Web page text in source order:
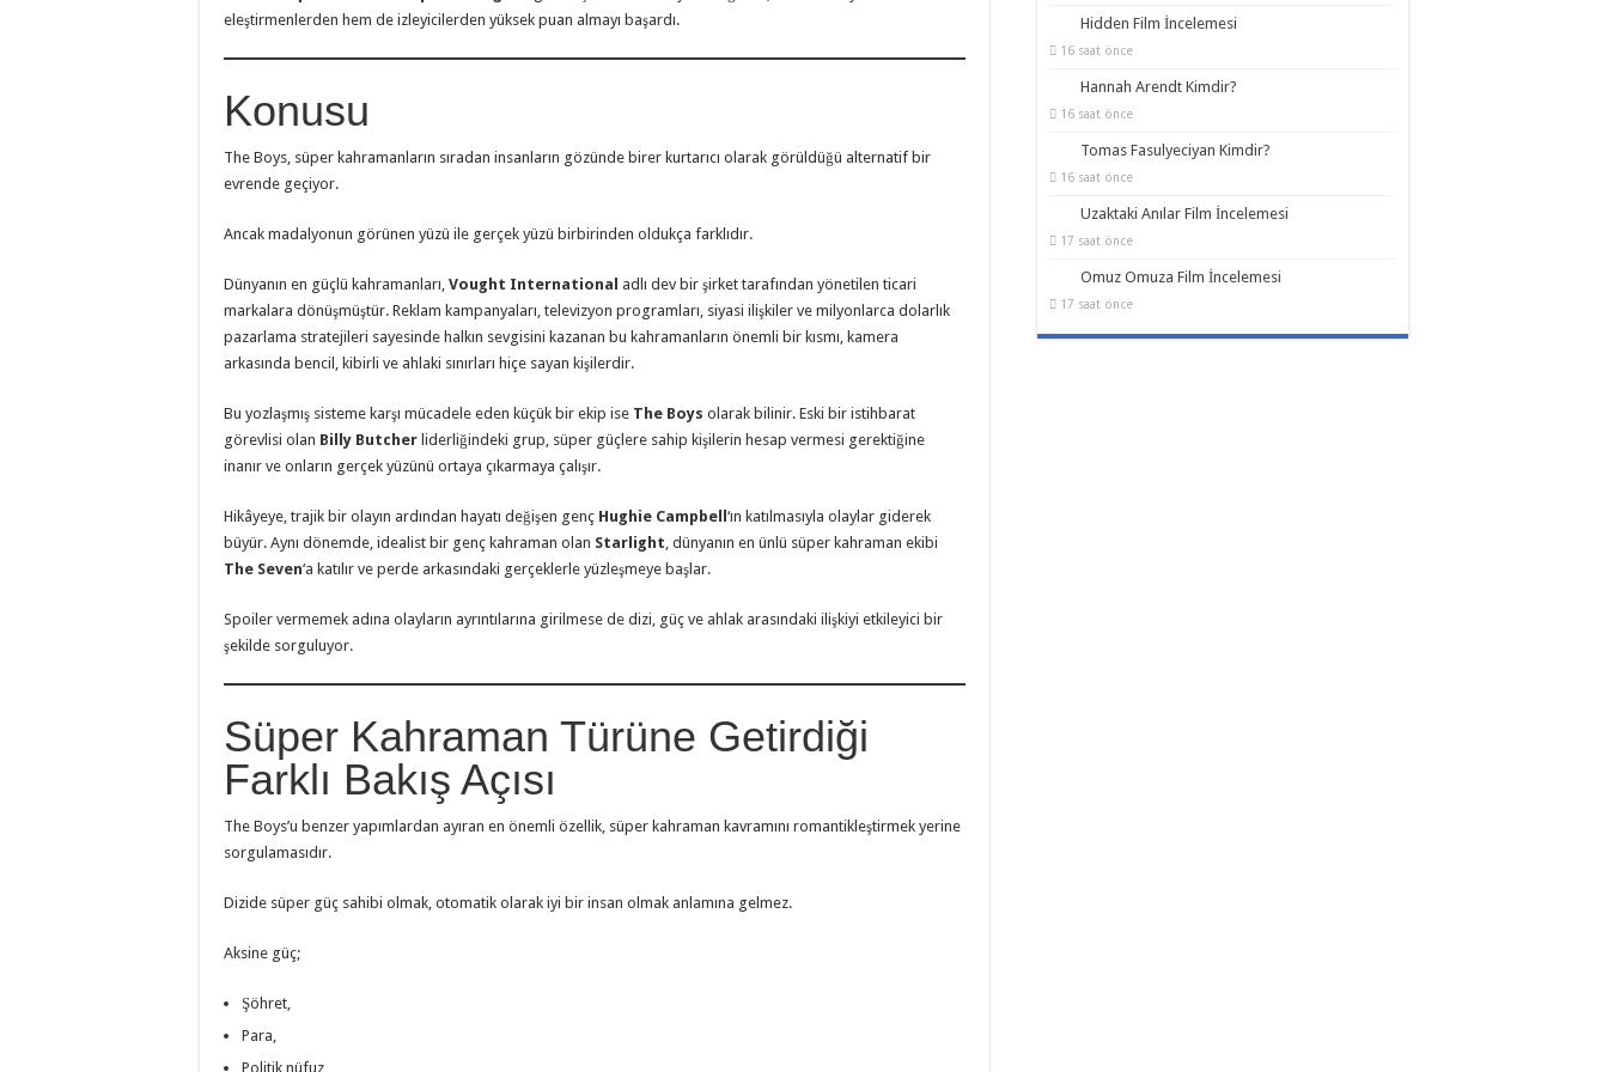
eleştirmenlerden hem de izleyicilerden yüksek puan almayı başardı.
Konusu
The Boys, süper kahramanların sıradan insanların gözünde birer kurtarıcı olarak görüldüğü alternatif bir
evrende geçiyor.
Ancak madalyonun görünen yüzü ile gerçek yüzü birbirinden oldukça farklıdır.
Dünyanın en güçlü kahramanları, Vought International adlı dev bir şirket tarafından yönetilen ticari
markalara dönüşmüştür. Reklam kampanyaları, televizyon programları, siyasi ilişkiler ve milyonlarca dolarlık
pazarlama stratejileri sayesinde halkın sevgisini kazanan bu kahramanların önemli bir kısmı, kamera
arkasında bencil, kibirli ve ahlaki sınırları hiçe sayan kişilerdir.
Bu yozlaşmış sisteme karşı mücadele eden küçük bir ekip ise The Boys olarak bilinir. Eski bir istihbarat
görevlisi olan Billy Butcher liderliğindeki grup, süper güçlere sahip kişilerin hesap vermesi gerektiğine
inanır ve onların gerçek yüzünü ortaya çıkarmaya çalışır.
Hikâyeye, trajik bir olayın ardından hayatı değişen genç Hughie Campbell ‘ın katılmasıyla olaylar giderek
büyür. Aynı dönemde, idealist bir genç kahraman olan Starlight , dünyanın en ünlü süper kahraman ekibi
The Seven‘a katılır ve perde arkasındaki gerçeklerle yüzleşmeye başlar.
Spoiler vermemek adına olayların ayrıntılarına girilmese de dizi, güç ve ahlak arasındaki ilişkiyi etkileyici bir
şekilde sorguluyor.
Süper Kahraman Türüne Getirdiği
Farklı Bakış Açısı
The Boys’u benzer yapımlardan ayıran en önemli özellik, süper kahraman kavramını romantikleştirmek yerine
sorgulamasıdır.
Dizide süper güç sahibi olmak, otomatik olarak iyi bir insan olmak anlamına gelmez.
Aksine güç;
Şöhret,
Para,
Politik nüfuz,
Hidden Film İncelemesi
16 saat önce
Hannah Arendt Kimdir?
16 saat önce
Tomas Fasulyeciyan Kimdir?
16 saat önce
Uzaktaki Anılar Film İncelemesi
17 saat önce
Omuz Omuza Film İncelemesi
17 saat önce